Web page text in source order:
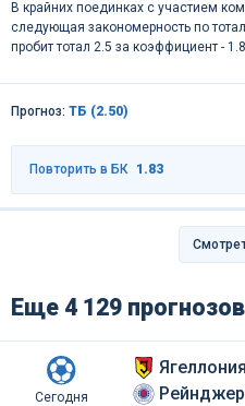
В крайних поединках с участием
следующая закономерность по
пробит тотал 2.5 за коэффициент -
Прогноз: ТБ (2.50)
Повторить в БК 1.83
Еще 4 129 прогнозов
Сегодня
Ягеллония